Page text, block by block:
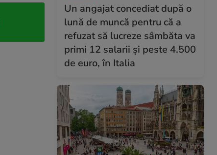
Un angajat concediat după o
lună de muncă pentru că a
refuzat să lucreze sâmbăta va
primi 12 salarii și peste 4.500
de euro, în Italia